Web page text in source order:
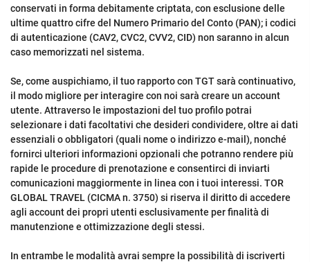
conservati in forma debitamente criptata, con esclusione delle
ultime quattro cifre del Numero Primario del Conto (PAN); i codici
di autenticazione (CAV2, CVC2, CVV2, CID) non saranno in alcun
caso memorizzati nel sistema.
Se, come auspichiamo, il tuo rapporto con TGT sarà continuativo,
il modo migliore per interagire con noi sarà creare un account
utente. Attraverso le impostazioni del tuo profilo potrai
selezionare i dati facoltativi che desideri condividere, oltre ai dati
essenziali o obbligatori (quali nome o indirizzo e-mail), nonché
fornirci ulteriori informazioni opzionali che potranno rendere più
rapide le procedure di prenotazione e consentirci di inviarti
comunicazioni maggiormente in linea con i tuoi interessi. TOR
GLOBAL TRAVEL (CICMA n. 3750) si riserva il diritto di accedere
agli account dei propri utenti esclusivamente per finalità di
manutenzione e ottimizzazione degli stessi.
In entrambe le modalità avrai sempre la possibilità di iscriverti